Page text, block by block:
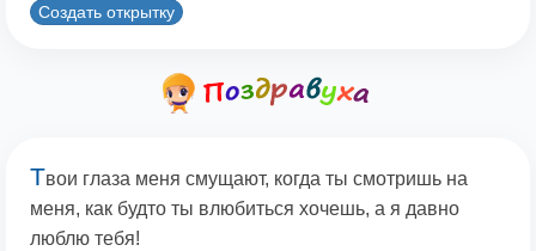
Создать открытку
Твои глаза меня смущают, когда ты смотришь на
меня, как будто ты влюбиться хочешь, а я давно
люблю тебя!